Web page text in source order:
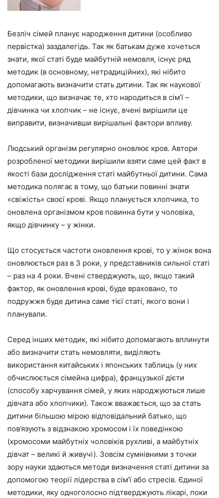
Безліч сімей планує народження дитини (особливо
первістка) заздалегідь. Так як батькам дуже хочеться
знати, якої статі буде майбутній немовля, існує ряд
методик (в основному, нетрадиційних), які нібито
допомагають визначити стать дитини. Так як наукової
методики, що визначає те, хто народиться в сім’ї –
дівчинка чи хлопчик – не існує, вчені вирішили це
виправити, визначивши вирішальні фактори впливу.
Людський організм регулярно оновлює кров. Автори
розробленої методики вирішили взяти саме цей факт в
якості бази дослідження статі майбутньої дитини. Сама
методика полягає в тому, що батьки повинні знати
«свіжість» своєї крові. Якщо планується хлопчика, то
оновлена організмом кров повинна бути у чоловіка,
якщо дівчинку – у жінки.
Що стосується частоти оновлення крові, то у жінок вона
оновлюється раз в 3 роки, у представників сильної статі
– раз на 4 роки. Вчені стверджують, що, якщо такий
фактор, як оновлення крові, буде враховано, то
подружжя буде дитина саме тієї статі, якого вони і
планували.
Серед інших методик, які нібито допомагають вплинути
або визначити стать немовляти, виділяють
використання китайських і японських таблиць (у них
обчислюється сімейна цифра), французької дієти
(способу харчування сімей, у яких народжуються лише
дівчата або хлопчики). Також вважається, що за стать
дитини більшою мірою відповідальний батько, що
пов’язують з відзнакою хромосом і їх поведінкою
(хромосоми майбутніх чоловіків рухливі, а майбутніх
дівчат – великі й живучі). Зовсім сумнівними з точки
зору науки здаються методи визначення статі дитини за
допомогою теорії лідерства в сім’ї або стресів. Єдиної
методики, яку одноголосно підтверджують лікарі, поки